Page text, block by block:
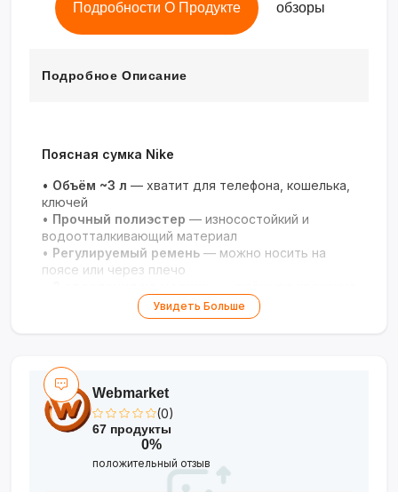
Подробности О Продукте обзоры
Подробное Описание
Поясная сумка Nike
• Объём ~3 л — хватит для телефона, кошелька,
ключей
• Прочный полиэстер — износостойкий и
водоотталкивающий материал
• Регулируемый ремень — можно носить на
поясе или через плечо
и быстрый доступ
Стильный дизайн с логотипом— подходит
Свобода движений и удобство в каждой
детали!
Увидеть Больше
Webmarket
(0)
67 продукты
0%
положительный отзыв